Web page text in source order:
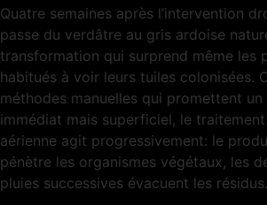
Quatre semaines après l’intervention
passe du verdâtre au gris ardoise
transformation qui surprend même les
habitués à voir leurs tuiles colonisées.
méthodes manuelles qui promettent
immédiat mais superficiel, le
aérienne agit progressivement: le
pénètre les organismes végétaux, les
pluies successives évacuent les résidus.